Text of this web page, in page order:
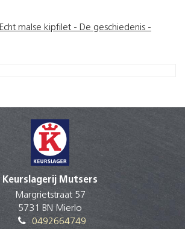
Echt malse kipfilet - De geschiedenis -
Keurslagerij Mutsers
Margrietstraat 57
5731 BN Mierlo
0492664749